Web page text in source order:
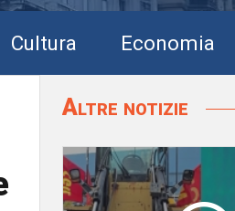
Cultura Economia
Altre notizie